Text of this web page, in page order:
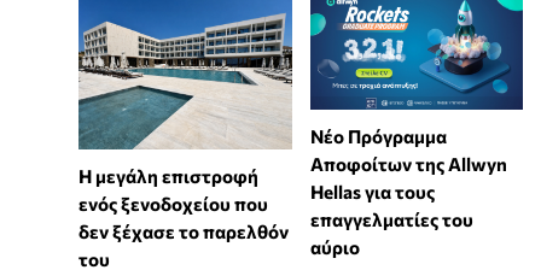
Η μεγάλη επιστροφή
ενός ξενοδοχείου που
δεν ξέχασε το παρελθόν
του
Νέο Πρόγραμμα
Αποφοίτων της Allwyn
Hellas για τους
επαγγελματίες του
αύριο